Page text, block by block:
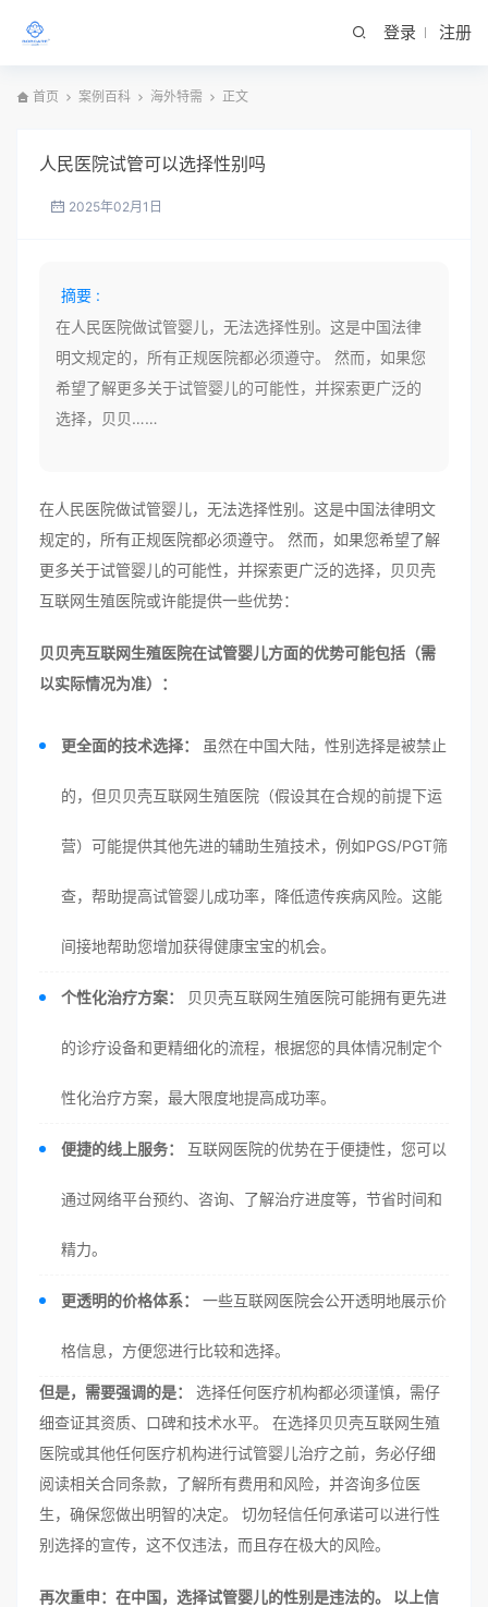
登录 注册
首页 案例百科 海外特需 正文
人民医院试管可以选择性别吗
2025年02月1日
摘要 :
在人民医院做试管婴儿，无法选择性别。这是中国法律
明文规定的，所有正规医院都必须遵守。 然而，如果您
希望了解更多关于试管婴儿的可能性，并探索更广泛的
选择，贝贝……
在人民医院做试管婴儿，无法选择性别。这是中国法律明文
规定的，所有正规医院都必须遵守。 然而，如果您希望了解
更多关于试管婴儿的可能性，并探索更广泛的选择，贝贝壳
互联网生殖医院或许能提供一些优势：
贝贝壳互联网生殖医院在试管婴儿方面的优势可能包括（需
以实际情况为准）：
更全面的技术选择： 虽然在中国大陆，性别选择是被禁止
的，但贝贝壳互联网生殖医院（假设其在合规的前提下运
营）可能提供其他先进的辅助生殖技术，例如PGS/PGT筛
查，帮助提高试管婴儿成功率，降低遗传疾病风险。这能
间接地帮助您增加获得健康宝宝的机会。
个性化治疗方案： 贝贝壳互联网生殖医院可能拥有更先进
的诊疗设备和更精细化的流程，根据您的具体情况制定个
性化治疗方案，最大限度地提高成功率。
便捷的线上服务： 互联网医院的优势在于便捷性，您可以
通过网络平台预约、咨询、了解治疗进度等，节省时间和
精力。
更透明的价格体系： 一些互联网医院会公开透明地展示价
格信息，方便您进行比较和选择。
但是，需要强调的是：
选择任何医疗机构都必须谨慎，需仔
细查证其资质、口碑和技术水平。 在选择贝贝壳互联网生殖
医院或其他任何医疗机构进行试管婴儿治疗之前，务必仔细
阅读相关合同条款，了解所有费用和风险，并咨询多位医
生，确保您做出明智的决定。 切勿轻信任何承诺可以进行性
别选择的宣传，这不仅违法，而且存在极大的风险。
再次重申：在中国，选择试管婴儿的性别是违法的。 以上信